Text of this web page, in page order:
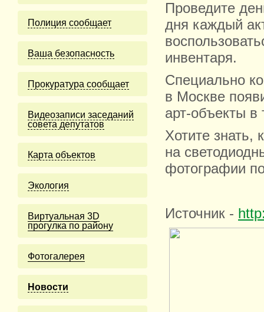
Полиция сообщает
Ваша безопасность
Прокуратура сообщает
Видеозаписи заседаний
совета депутатов
Карта объектов
Экология
Виртуальная 3D
прогулка по району
Фотогалерея
Новости
Проведите
дня каждый
инвентаря.
Специально
в Москве
арт-объекты в
Хотите знать,
на
фотографии
Источник -